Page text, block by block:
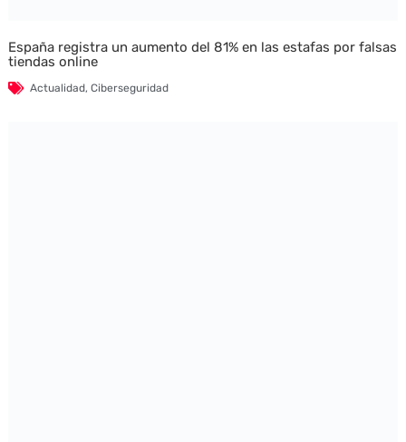
España registra un aumento del 81% en las estafas por falsas
tiendas online
Actualidad, Ciberseguridad